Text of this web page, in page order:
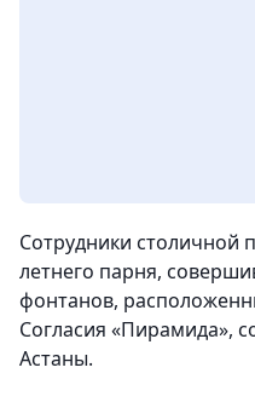
Сотрудники столичной
летнего парня,
фонтанов,
Согласия «Пирамида»,
Астаны.